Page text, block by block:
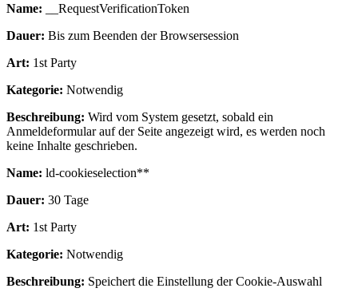
Name: __RequestVerificationToken
Dauer: Bis zum Beenden der Browsersession
Art: 1st Party
Kategorie: Notwendig
Beschreibung: Wird vom System gesetzt, sobald ein
Anmeldeformular auf der Seite angezeigt wird, es werden noch
keine Inhalte geschrieben.
Name: ld-cookieselection**
Dauer: 30 Tage
Art: 1st Party
Kategorie: Notwendig
Beschreibung: Speichert die Einstellung der Cookie-Auswahl